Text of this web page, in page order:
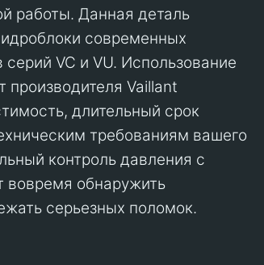
работы. Данная деталь
современных
VC и VU. Использование
производителя Vaillant
длительный срок
требованиям вашего
контроль давления с
вовремя обнаружить
серьезных поломок.